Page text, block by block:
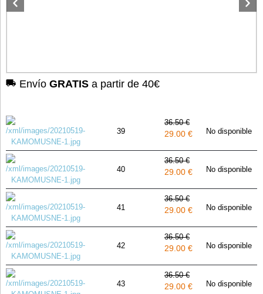
Envío GRATIS a partir de 40€
39
36.50 €
29.00 € No disponible
40
36.50 €
29.00 € No disponible
41
36.50 €
29.00 € No disponible
42
36.50 €
29.00 € No disponible
43
36.50 €
29.00 € No disponible